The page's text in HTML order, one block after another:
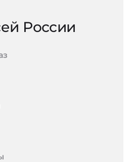
России